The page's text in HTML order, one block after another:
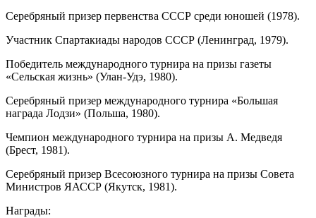
Серебряный призер первенства СССР среди юношей (1978).
Участник Спартакиады народов СССР (Ленинград, 1979).
Победитель международного турнира на призы газеты
«Сельская жизнь» (Улан-Удэ, 1980).
Серебряный призер международного турнира «Большая
награда Лодзи» (Польша, 1980).
Чемпион международного турнира на призы А. Медведя
(Брест, 1981).
Серебряный призер Всесоюзного турнира на призы Совета
Министров ЯАССР (Якутск, 1981).
Награды: